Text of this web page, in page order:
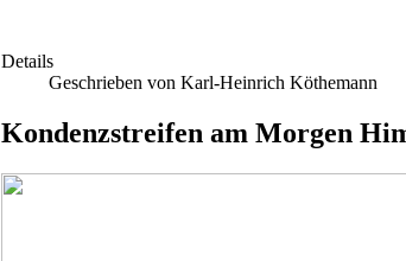
Details
Geschrieben von Karl-Heinrich Köthemann
Kondenzstreifen am Morgen